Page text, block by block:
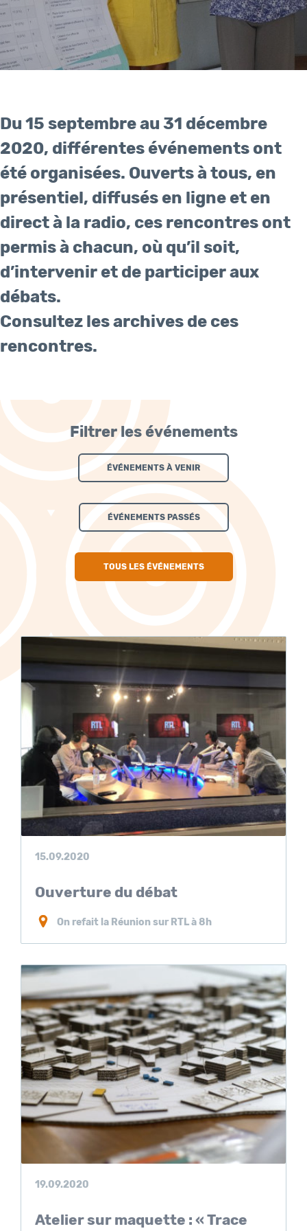
Du 15 septembre au 31 décembre
2020, différentes événements ont
été organisées. Ouverts à tous, en
présentiel, diffusés en ligne et en
direct à la radio, ces rencontres ont
permis à chacun, où qu’il soit,
d’intervenir et de participer aux
débats.
Consultez les archives de ces
rencontres.
Filtrer les événements
ÉVÉNEMENTS À VENIR
ÉVÉNEMENTS PASSÉS
TOUS LES ÉVÉNEMENTS
15.09.2020
Ouverture du débat
On refait la Réunion sur RTL à 8h
19.09.2020
Atelier sur maquette : « Trace